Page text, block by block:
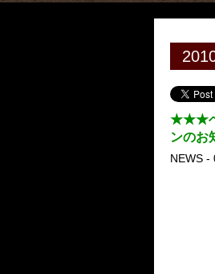
★★★ベ
ンのお
NEWS -